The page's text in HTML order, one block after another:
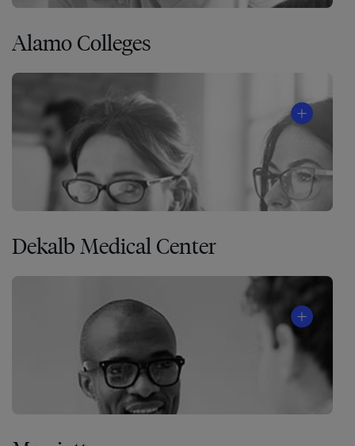
Alamo Colleges
Dekalb Medical Center